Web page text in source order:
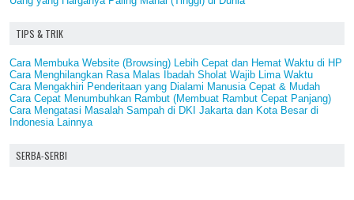
TIPS & TRIK
Cara Membuka Website (Browsing) Lebih Cepat dan Hemat Waktu di HP
Cara Menghilangkan Rasa Malas Ibadah Sholat Wajib Lima Waktu
Cara Mengakhiri Penderitaan yang Dialami Manusia Cepat & Mudah
Cara Cepat Menumbuhkan Rambut (Membuat Rambut Cepat Panjang)
Cara Mengatasi Masalah Sampah di DKI Jakarta dan Kota Besar di
Indonesia Lainnya
SERBA-SERBI